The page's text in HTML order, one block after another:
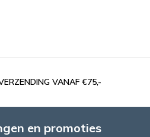
VANAF €75,-
en promoties